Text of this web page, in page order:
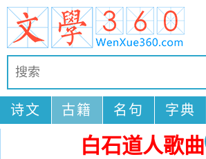
诗文 古籍 名句 字典
白石道人歌曲